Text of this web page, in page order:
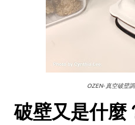
OZEN- 真空破壁
破壁又是什麼